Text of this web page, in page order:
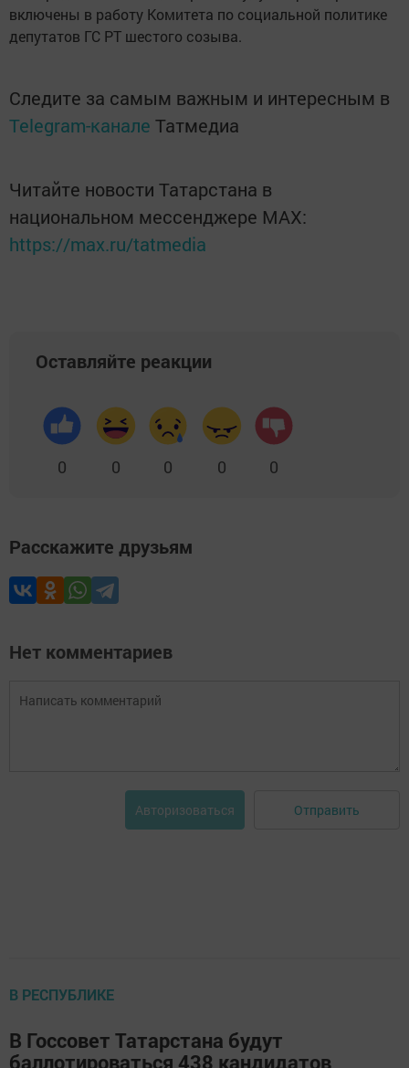
включены в работу Комитета по социальной политике
депутатов ГС РТ шестого созыва.
Следите за самым важным и интересным в
Telegram-канале Татмедиа
Читайте новости Татарстана в
национальном мессенджере MАХ:
https://max.ru/tatmedia
Оставляйте реакции
0 0 0 0 0
Расскажите друзьям
Нет комментариев
Авторизоваться Отправить
В РЕСПУБЛИКЕ
В Госсовет Татарстана будут
баллотироваться 438 кандидатов